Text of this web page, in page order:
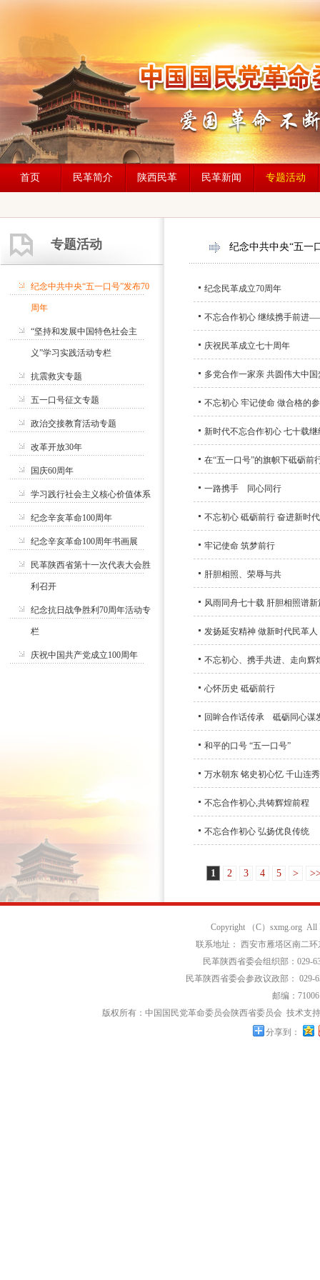
首页 民革简介 陕西民革 民革新闻 专题活动
专题活动
纪念中共中央“五一口号”发布70
周年
“坚持和发展中国特色社会主
义”学习实践活动专栏
抗震救灾专题
五一口号征文专题
政治交接教育活动专题
改革开放30年
国庆60周年
学习践行社会主义核心价值体系
纪念辛亥革命100周年
纪念辛亥革命100周年书画展
民革陕西省第十一次代表大会胜
利召开
纪念抗日战争胜利70周年活动专
栏
庆祝中国共产党成立100周年
纪念中共中央“五一
纪念民革成立70周年
不忘合作初心 继续携手前进
庆祝民革成立七十周年
多党合作一家亲 共圆伟大中国
不忘初心 牢记使命 做合格的
新时代不忘合作初心 七十载
在“五一口号”的旗帜下砥砺前
一路携手 同心同行
不忘初心 砥砺前行 奋进新时代
牢记使命 筑梦前行
肝胆相照、荣辱与共
风雨同舟七十载 肝胆相照谱新
发扬延安精神 做新时代民革人
不忘初心、携手共进、走向辉
心怀历史 砥砺前行
回眸合作话传承 砥砺同心谋
和平的口号 “五一口号”
万水朝东 铭史初心忆 千山连
不忘合作初心,共铸辉煌前程
不忘合作初心 弘扬优良传统
1 2 3 4 5 >
Copyright （C）sxmg.org All
联系地址： 西安市雁塔区南二
民革陕西省委会组织部：029-
民革陕西省委会参政议政部： 029-
邮编：
版权所有：中国国民党革命委员会陕西省委员会 技术支
分享到：